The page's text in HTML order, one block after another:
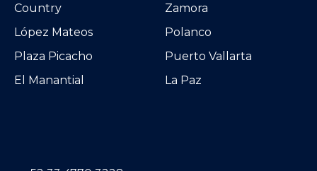
Country
López Mateos
Plaza Picacho
El Manantial
Zamora
Polanco
Puerto Vallarta
La Paz